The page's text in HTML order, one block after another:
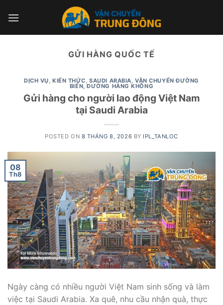
GỬI HÀNG QUỐC TẾ
DỊCH VỤ,KIẾN THỨC,SAUDI ARABIA,VẬN CHUYỂN ĐƯỜNG
BIỂN, ĐƯỜNG HÀNG KHÔNG
Gửi hàng cho người lao động Việt Nam
tại Saudi Arabia
POSTED ON 8 THÁNG 8, 2026 BY IPL_TANLOC
08
Th8
Ngày càng có nhiều người Việt Nam sinh sống và làm
việc tại Saudi Arabia. Xa quê, nhu cầu nhận quà, thực